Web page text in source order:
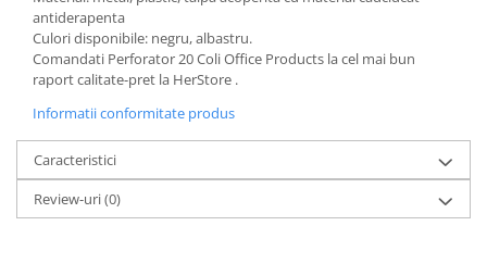
antiderapenta
Culori disponibile: negru, albastru.
Comandati Perforator 20 Coli Office Products la cel mai bun
raport calitate-pret la HerStore .
Informatii conformitate produs
Caracteristici
Review-uri(0)